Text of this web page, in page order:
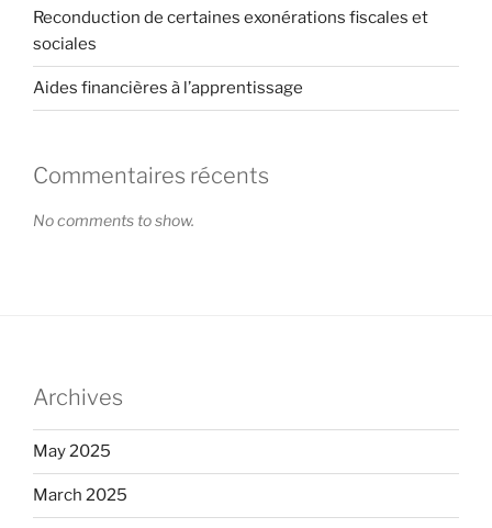
Reconduction de certaines exonérations fiscales et
sociales
Aides financières à l’apprentissage
Commentaires récents
No comments to show.
Archives
May 2025
March 2025